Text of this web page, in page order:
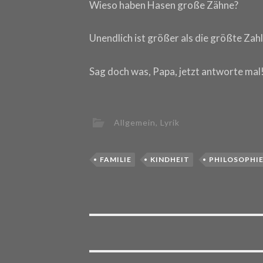
Wieso haben Hasen große Zähne?
Unendlich ist größer als die größte
Sag doch was, Papa, jetzt antworte mal!
Allgemein, Lyrik
FAMILIE KINDHEIT PHILOSOPHIE